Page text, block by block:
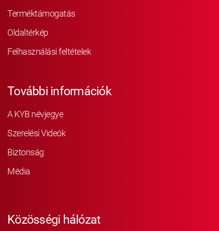
Terméktámogatás
Oldaltérkép
Felhasználási feltételek
További információk
A KYB névjegye
Szerelési Videók
Biztonság
Média
Közösségi hálózat